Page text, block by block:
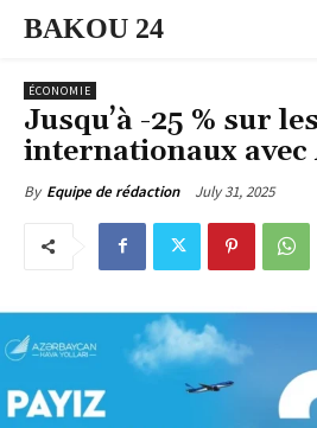
BAKOU 24
ÉCONOMIE
Jusqu’à -25 % sur
internationaux avec
By Equipe de rédaction July 31, 2025